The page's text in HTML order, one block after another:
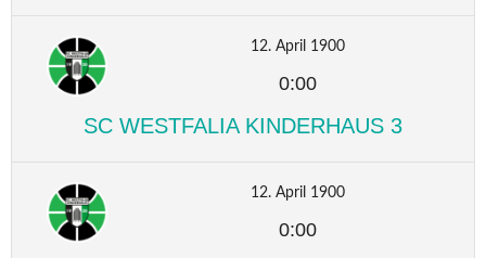
12. April 1900
0:00
SC WESTFALIA KINDERHAUS 3
12. April 1900
0:00